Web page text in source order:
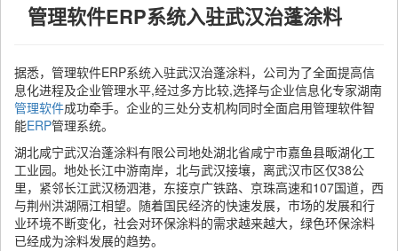
管理软件ERP系统入驻武汉治蓬涂料
据悉，管理软件ERP系统入驻武汉治蓬涂料，公司为了全面提高信
息化进程及企业管理水平,经过多方比较,选择与企业信息化专家湖南
管理软件成功牵手。企业的三处分支机构同时全面启用管理软件智
能ERP管理系统。
湖北咸宁武汉治蓬涂料有限公司地处湖北省咸宁市嘉鱼县畈湖化工
工业园。地处长江中游南岸，北与武汉接壤，离武汉市区仅38公
里，紧邻长江武汉杨泗港，东接京广铁路、京珠高速和107国道，西
与荆州洪湖隔江相望。随着国民经济的快速发展，市场的发展和行
业环境不断变化，社会对环保涂料的需求越来越大，绿色环保涂料
已经成为涂料发展的趋势。